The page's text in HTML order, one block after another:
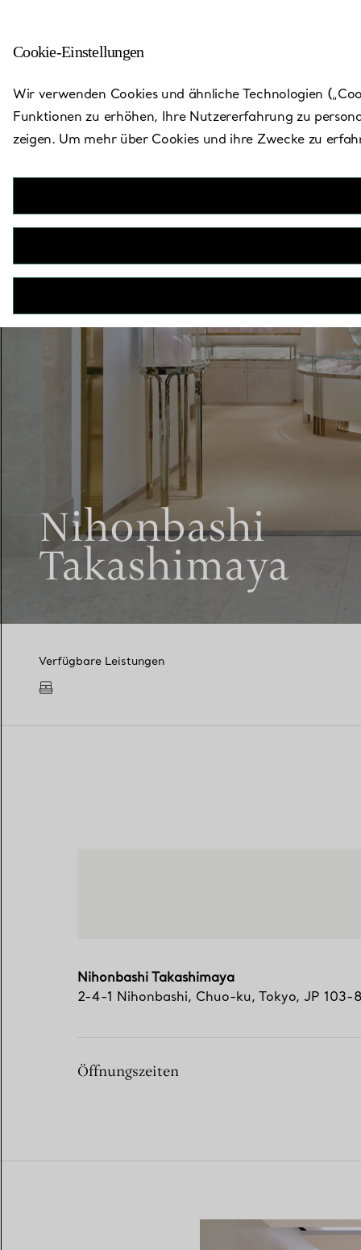
Zurück zu „Store finden“
Nihonbashi
Takashimaya
Verfügbare Leistungen
Nihonbashi Takashimaya
2-4-1 Nihonbashi, Chuo-ku, Tokyo, JP 103-
Öffnungszeiten
Cookie-Einstellungen
Wir verwenden Cookies und ähnliche Technologien
Funktionen zu erhöhen, Ihre Nutzererfahrung zu
zeigen. Um mehr über Cookies und ihre Zwecke zu